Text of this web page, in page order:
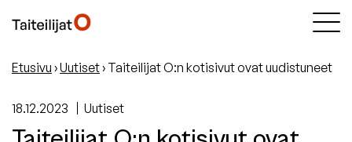
Etusivu ›Uutiset› Taiteilijat O:n kotisivut ovat uudistuneet
18.12.2023 Uutiset